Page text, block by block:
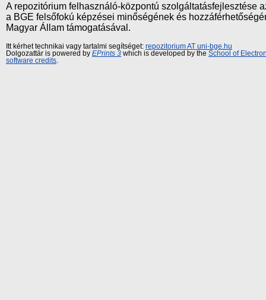
A repozitórium felhasználó-központú szolgáltatásfejlesztése
a BGE felsőfokú képzései minőségének és
Magyar Állam támogatásával.
Itt kérhet technikai vagy tartalmi segítséget: repozitorium AT uni-bge.hu
Dolgozattár is powered by EPrints 3 which is developed by the School of
software credits